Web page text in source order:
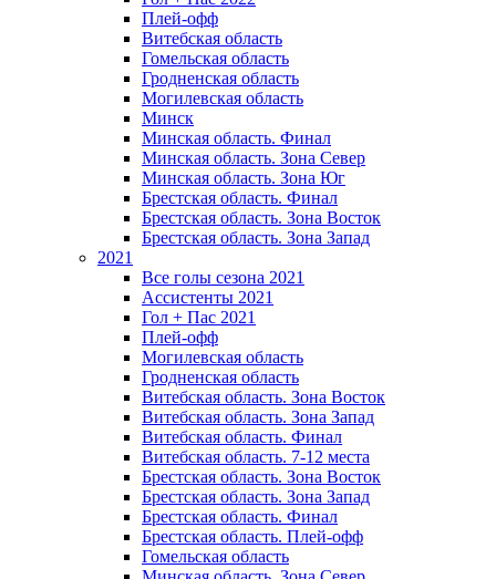
Плей-офф
Витебская область
Гомельская область
Гродненская область
Могилевская область
Минск
Mинская область. Финал
Минская область. Зона Север
Минская область. Зона Юг
Брестская область. Финал
Брестская область. Зона Восток
Брестская область. Зона Запад
2021
Все голы сезона 2021
Ассистенты 2021
Гол + Пас 2021
Плей-офф
Могилевская область
Гродненская область
Витебская область. Зона Восток
Витебская область. Зона Запад
Витебская область. Финал
Витебская область. 7-12 места
Брестская область. Зона Восток
Брестская область. Зона Запад
Брестская область. Финал
Брестская область. Плей-офф
Гомельская область